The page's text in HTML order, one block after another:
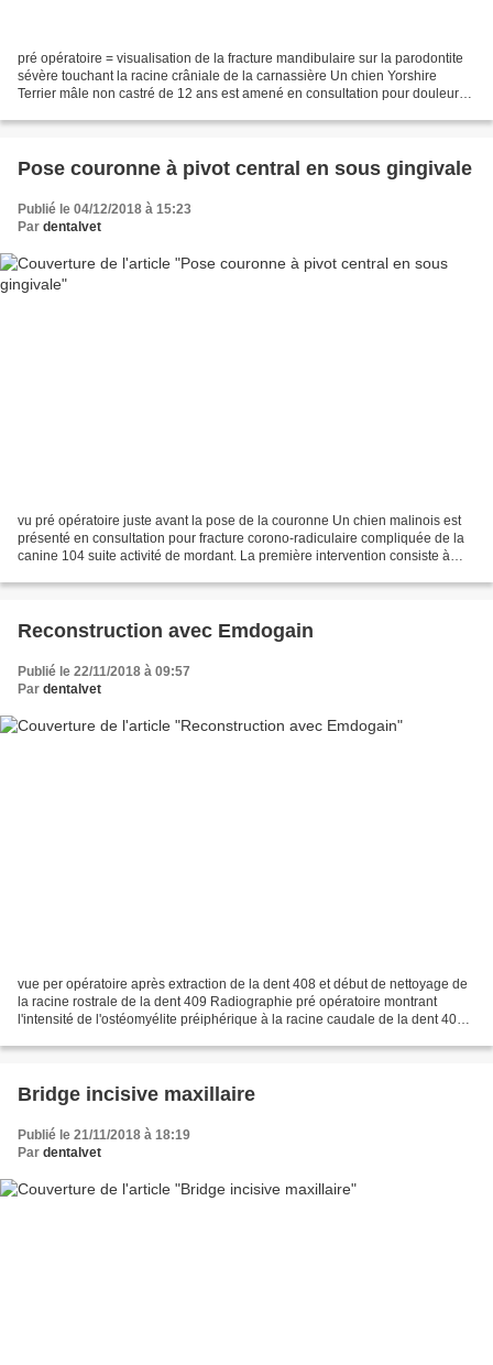
pré opératoire = visualisation de la fracture mandibulaire sur la parodontite
sévère touchant la racine crâniale de la carnassière Un chien Yorshire
Terrier mâle non castré de 12 ans est amené en consultation pour douleur
Pose couronne à pivot central en sous gingivale
Publié le 04/12/2018 à 15:23
Par dentalvet
vu pré opératoire juste avant la pose de la couronne Un chien malinois est
présenté en consultation pour fracture corono-radiculaire compliquée de la
canine 104 suite activité de mordant. La première intervention consiste à
Reconstruction avec Emdogain
Publié le 22/11/2018 à 09:57
Par dentalvet
vue per opératoire après extraction de la dent 408 et début de nettoyage de
la racine rostrale de la dent 409 Radiographie pré opératoire montrant
l'intensité de l'ostéomyélite préiphérique à la racine caudale de la dent 408
Bridge incisive maxillaire
Publié le 21/11/2018 à 18:19
Par dentalvet